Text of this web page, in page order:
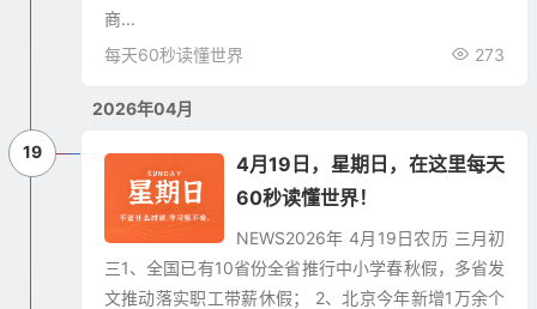
商...
每天60秒读懂世界 273
19
4月19日，星期日，在这里每天
60秒读懂世界！
NEWS​2026年 4月19日农历 三月初
三1、全国已有10省份全省推行中小学春秋假，多省发
文推动落实职工带薪休假； 2、北京今年新增1万余个
2026年04月